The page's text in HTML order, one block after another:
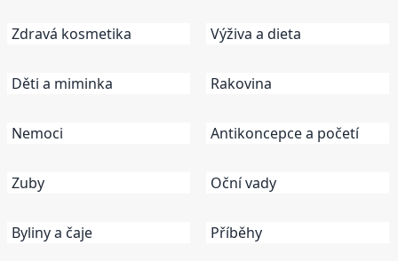
Zdravá kosmetika
Děti a miminka
Nemoci
Zuby
Byliny a čaje
Výživa a dieta
Rakovina
Antikoncepce a početí
Oční vady
Příběhy